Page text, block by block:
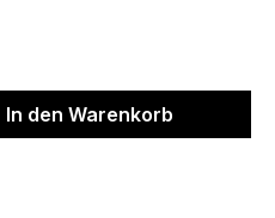
den
In den Warenkorb